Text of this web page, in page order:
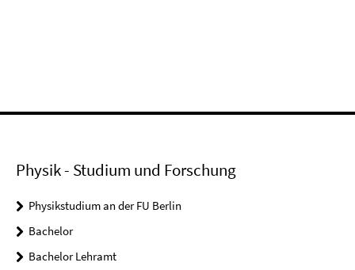
Physik - Studium und Forschung
Physikstudium an der FU Berlin
Bachelor
Bachelor Lehramt